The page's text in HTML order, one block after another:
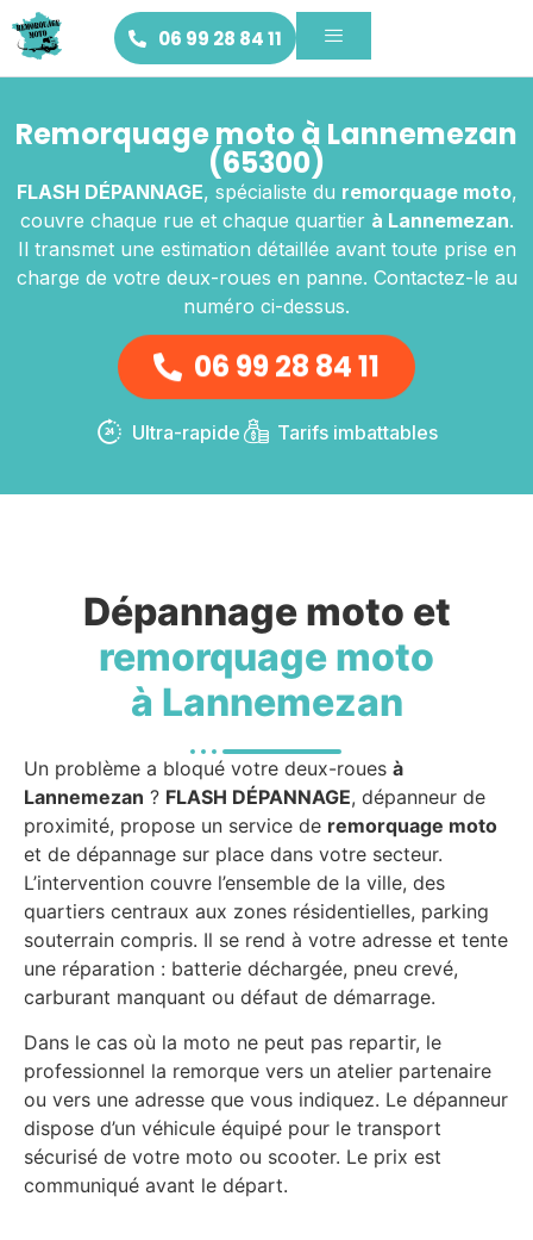
06 99 28 84 11
Remorquage moto à Lannemezan
(65300)
FLASH DÉPANNAGE, spécialiste du remorquage moto,
couvre chaque rue et chaque quartier à Lannemezan.
Il transmet une estimation détaillée avant toute prise en
charge de votre deux-roues en panne. Contactez-le au
numéro ci-dessus.
06 99 28 84 11
Ultra-rapide Tarifs imbattables
Dépannage moto et
remorquage moto
à Lannemezan
Un problème a bloqué votre deux-roues à
Lannemezan ? FLASH DÉPANNAGE, dépanneur de
proximité, propose un service de remorquage moto
et de dépannage sur place dans votre secteur.
L’intervention couvre l’ensemble de la ville, des
quartiers centraux aux zones résidentielles, parking
souterrain compris. Il se rend à votre adresse et tente
une réparation : batterie déchargée, pneu crevé,
carburant manquant ou défaut de démarrage.
Dans le cas où la moto ne peut pas repartir, le
professionnel la remorque vers un atelier partenaire
ou vers une adresse que vous indiquez. Le dépanneur
dispose d’un véhicule équipé pour le transport
sécurisé de votre moto ou scooter. Le prix est
communiqué avant le départ.